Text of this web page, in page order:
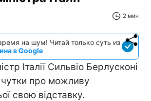
2 мин
на шум! Читай только суть из
в Google
Італії Сильвіо Берлусконі
про можливу
свою відставку.